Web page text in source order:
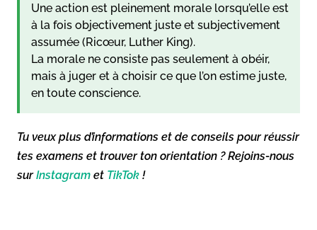
Une action est pleinement morale lorsqu’elle est
à la fois objectivement juste et subjectivement
assumée (Ricœur, Luther King).
La morale ne consiste pas seulement à obéir,
mais à juger et à choisir ce que l’on estime juste,
en toute conscience.
Tu veux plus d’informations et de conseils pour réussir
tes examens et trouver ton orientation ? Rejoins-nous
surInstagram et TikTok !